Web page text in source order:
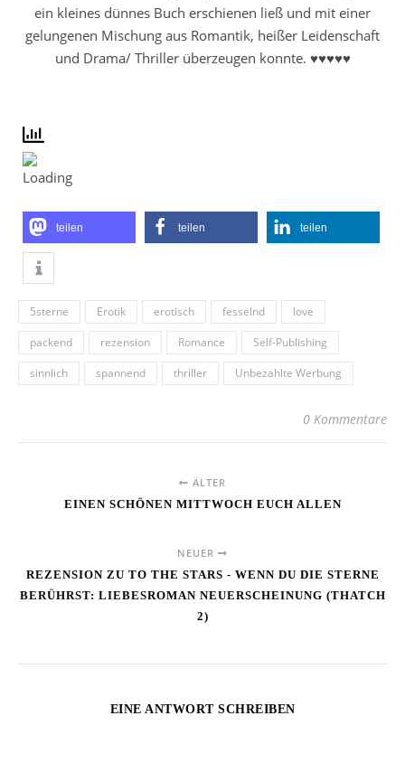
ein kleines dünnes Buch erschienen ließ und mit einer
gelungenen Mischung aus Romantik, heißer Leidenschaft
und Drama/ Thriller überzeugen konnte. ♥♥♥♥♥
teilen teilen teilen
5sterne Erotik erotisch fesselnd
love
packend
rezension Romance
Self-Publishing
sinnlich
spannend thriller Unbezahlte Werbung
0 Kommentare
ÄLTER
EINEN SCHÖNEN MITTWOCH EUCH ALLEN
NEUER
REZENSION ZU TO THE STARS - WENN DU DIE STERNE
BERÜHRST: LIEBESROMAN NEUERSCHEINUNG (THATCH
2)
EINE ANTWORT SCHREIBEN